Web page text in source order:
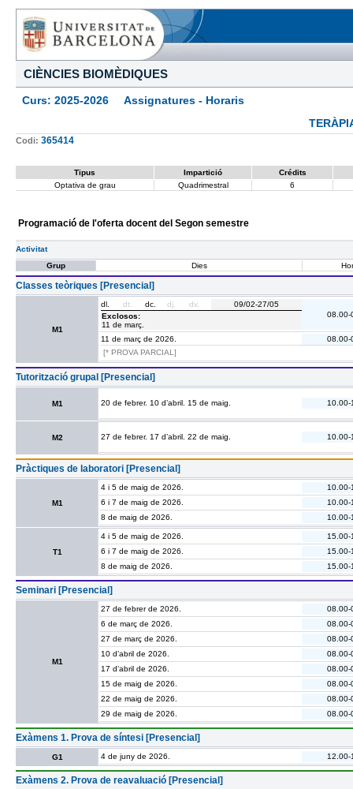
CIÈNCIES BIOMÈDIQUES
Curs: 2025-2026 Assignatures - Horaris
Codi: 365414
Tipus Impartició
Crédits
Optativa de grau
Quadrimestral 6
Programació de l'oferta docent del Segon semestre
Activitat
Grup
Dies
Classes teòriques [Presencial]
M1
dl. dt. dc. dj. dv.
09/02-27/05
Exclosos:
11 de març.
08.00-
11 de març de 2026.
08.00-
[* PROVA PARCIAL]
Tutorització grupal [Presencial]
M1 20 de febrer. 10 d’abril. 15 de maig. 10.00-
M2 27 de febrer. 17 d’abril. 22 de maig. 10.00-
Pràctiques de laboratori [Presencial]
M1
4 i 5 de maig de 2026.
10.00-
6 i 7 de maig de 2026.
10.00-
8 de maig de 2026.
10.00-
T1
4 i 5 de maig de 2026.
15.00-
6 i 7 de maig de 2026.
15.00-
8 de maig de 2026.
15.00-
Seminari [Presencial]
M1
27 de febrer de 2026.
08.00-
6 de març de 2026.
08.00-
27 de març de 2026.
08.00-
10 d’abril de 2026.
08.00-
17 d’abril de 2026.
08.00-
15 de maig de 2026.
08.00-
22 de maig de 2026.
08.00-
29 de maig de 2026.
08.00-
Exàmens 1. Prova de síntesi [Presencial]
G1 4 de juny de 2026. 12.00-
Exàmens 2. Prova de reavaluació [Presencial]